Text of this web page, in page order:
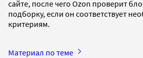
сайте, после чего Ozon проверит
подборку, если он соответствует
критериям.
Материал по теме